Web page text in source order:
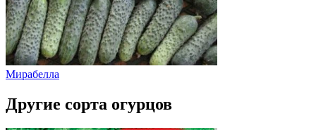
Мирабелла
Другие сорта огурцов